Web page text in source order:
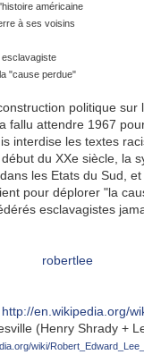
américaine
à ses voisins
"cause perdue"
politique sur
fallu attendre 1967
interdise les textes
du XXe siècle, la
les Etats du Sud,
pour déplorer "la
esclavagistes
http://en.wikipedia.org/
(Henry Shrady +
wiki/